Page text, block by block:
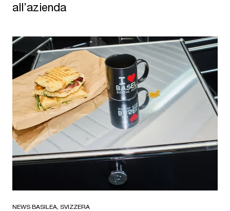
all’azienda
NEWS·BASILEA, SVIZZERA